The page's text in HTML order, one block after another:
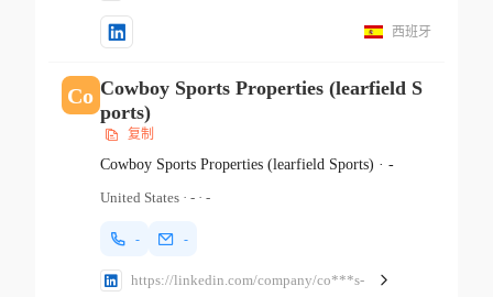
西班牙
Co Cowboy Sports Properties (learfield S
ports)
复制
Cowboy Sports Properties (learfield Sports) · -
United States· -· -
- -
https://linkedin.com/company/co***s-